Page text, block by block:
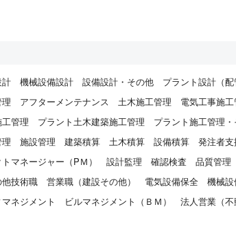
計 機械設備設計 設備設計・その他 プラント設計（配
アフターメンテナンス 土木施工管理 電気工事施工
管理 プラント土木建築施工管理 プラント施工管理
施設管理 建築積算 土木積算 設備積算 発注者支
マネージャー（PＭ） 設計監理 確認検査 品質管理
他技術職 営業職（建設その他） 電気設備保全 機械
ネジメント ビルマネジメント（ＢＭ） 法人営業（不